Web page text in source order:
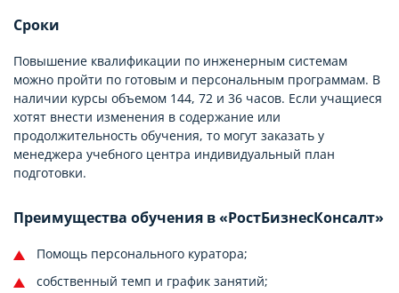
Сроки
Повышение квалификации по инженерным системам
можно пройти по готовым и персональным программам. В
наличии курсы объемом 144, 72 и 36 часов. Если учащиеся
хотят внести изменения в содержание или
продолжительность обучения, то могут заказать у
менеджера учебного центра индивидуальный план
подготовки.
Преимущества обучения в «РостБизнесКонсалт»
Помощь персонального куратора;
собственный темп и график занятий;